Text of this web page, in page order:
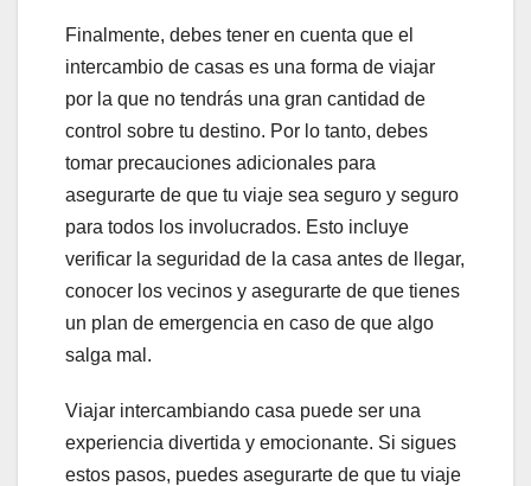
Finalmente, debes tener en cuenta que el
intercambio de casas es una forma de viajar
por la que no tendrás una gran cantidad de
control sobre tu destino. Por lo tanto, debes
tomar precauciones adicionales para
asegurarte de que tu viaje sea seguro y seguro
para todos los involucrados. Esto incluye
verificar la seguridad de la casa antes de llegar,
conocer los vecinos y asegurarte de que tienes
un plan de emergencia en caso de que algo
salga mal.
Viajar intercambiando casa puede ser una
experiencia divertida y emocionante. Si sigues
estos pasos, puedes asegurarte de que tu viaje